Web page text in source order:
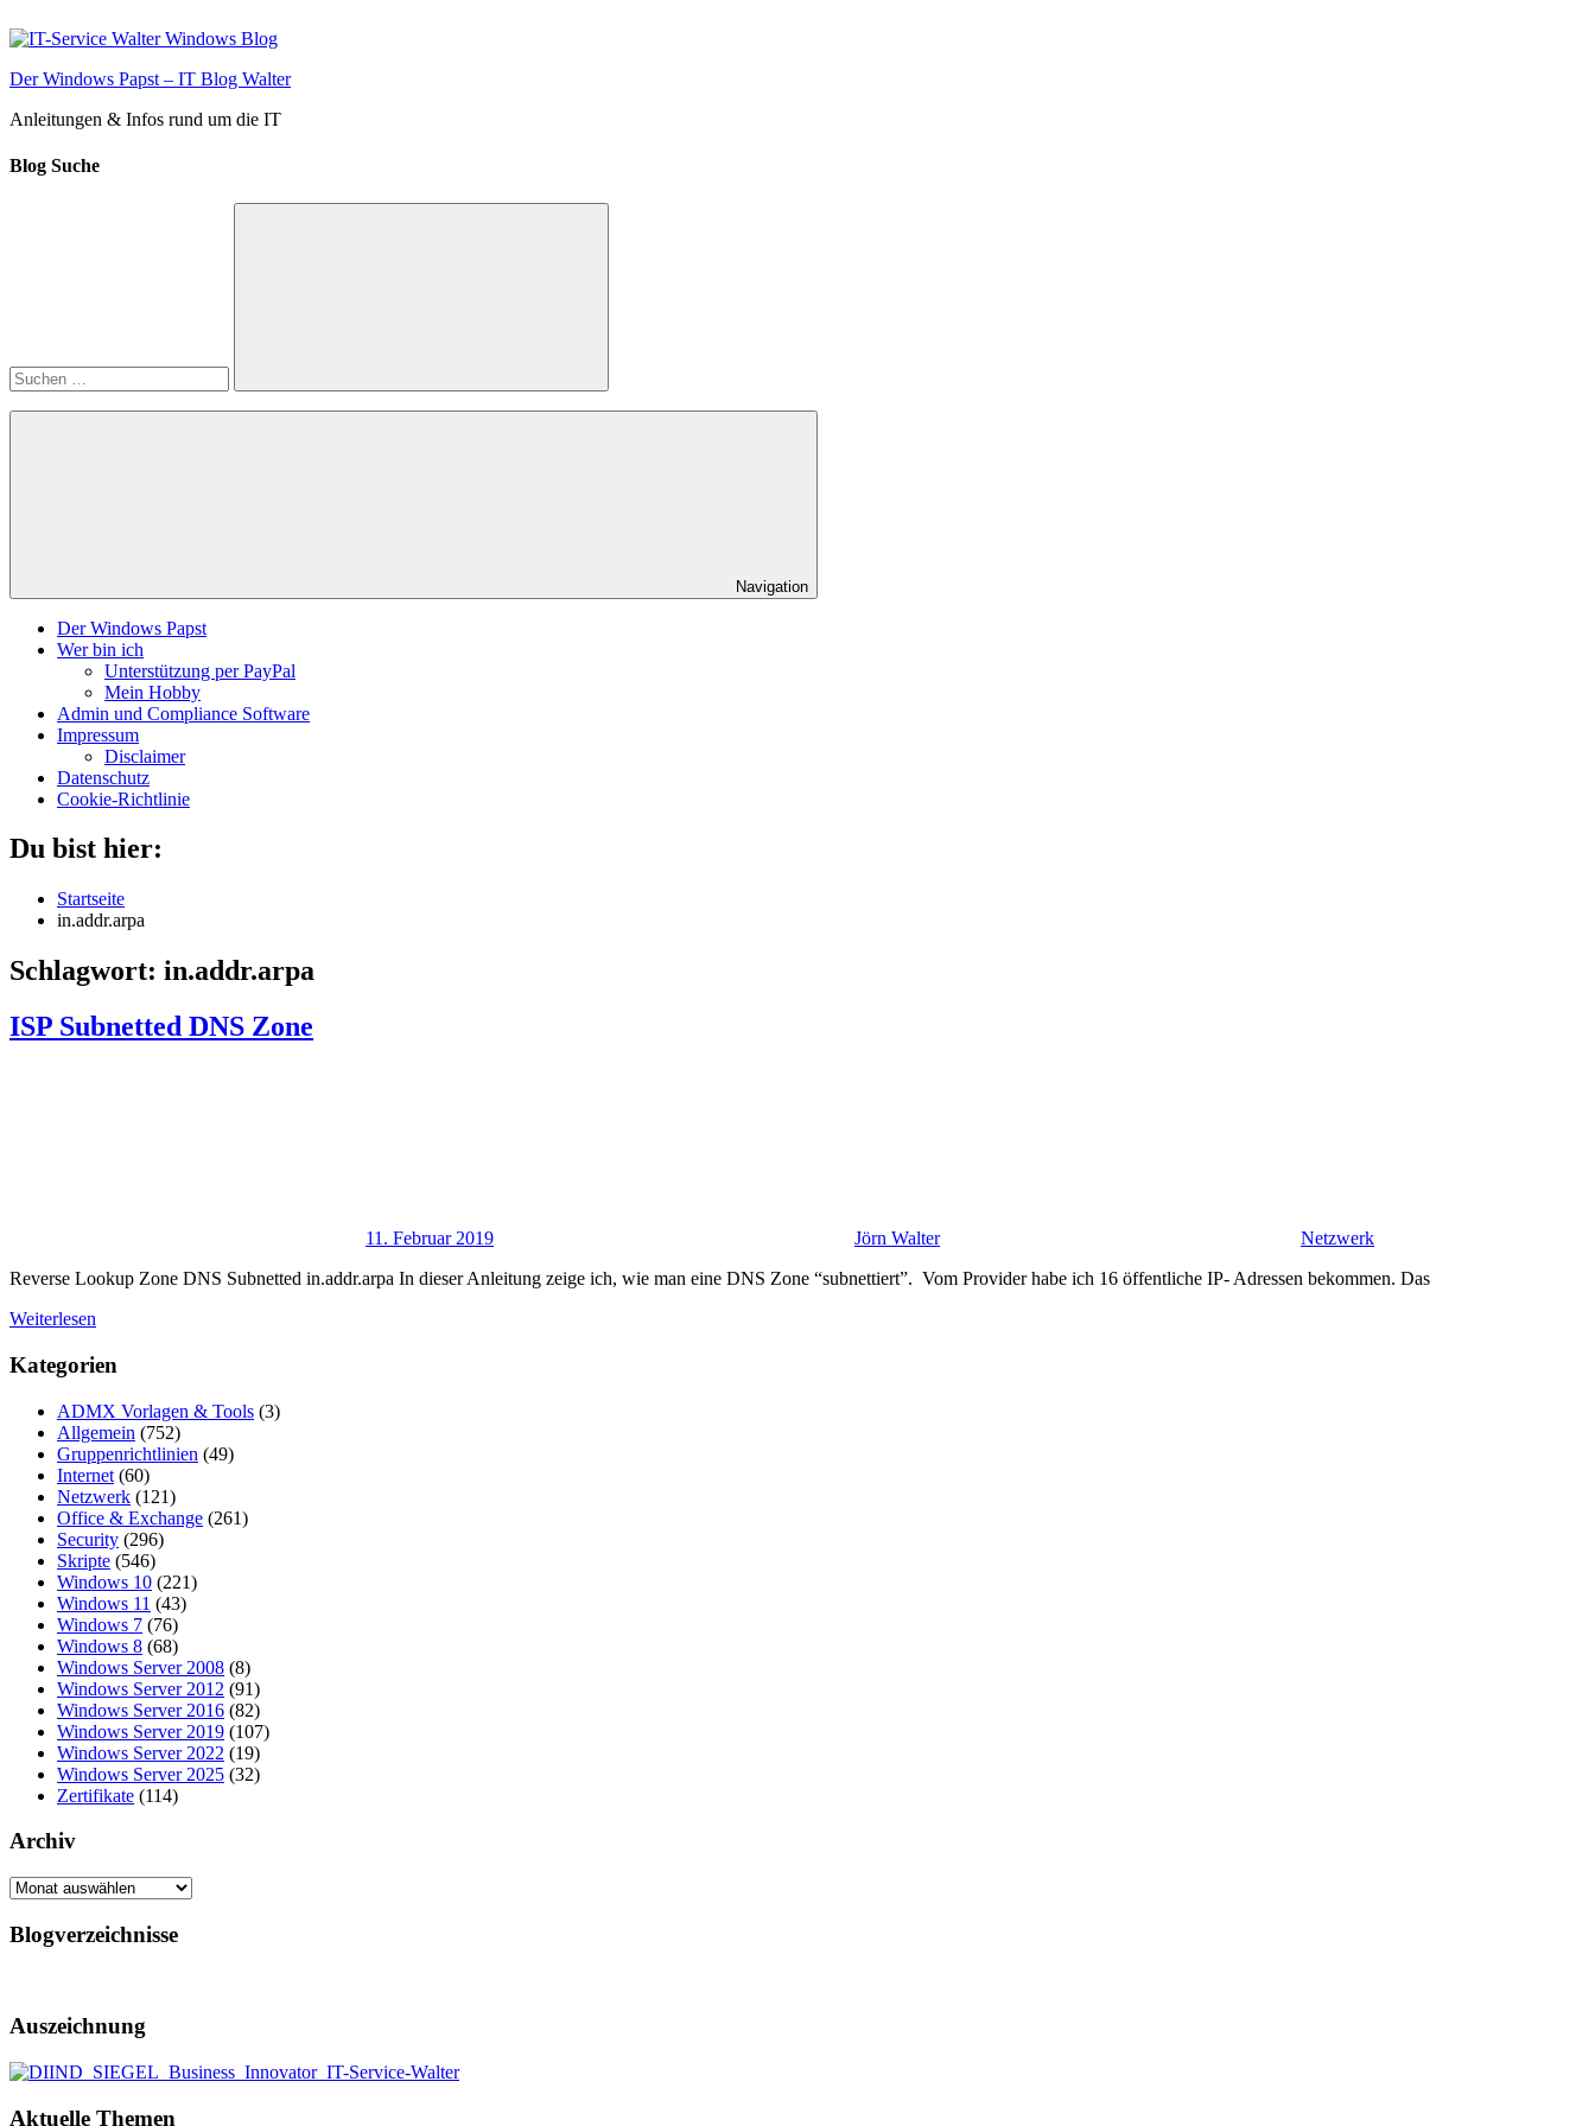
Inhalt
Der Windows Papst – IT Blog Walter
Anleitungen & Infos rund um die IT
Blog Suche
Suchen
Navigation
Der Windows Papst
Wer bin ich
Unterstützung per PayPal
Mein Hobby
Admin und Compliance Software
Impressum
Disclaimer
Datenschutz
Cookie-Richtlinie
Du bist hier:
Startseite
in.addr.arpa
Schlagwort: in.addr.arpa
ISP Subnetted DNS Zone
11. Februar 2019 Jörn Walter
Netzwerk
Reverse Lookup Zone DNS Subnetted in.addr.arpa In dieser Anleitung zeige ich, wie man eine DNS Zone “subnettiert”. Vom Provider habe ich 16 öffentliche IP- Adressen bekommen. Das
Weiterlesen
Kategorien
ADMX Vorlagen & Tools (3)
Allgemein (752)
Gruppenrichtlinien (49)
Internet (60)
Netzwerk (121)
Office & Exchange (261)
Security (296)
Skripte (546)
Windows 10 (221)
Windows 11 (43)
Windows 7 (76)
Windows 8 (68)
Windows Server 2008 (8)
Windows Server 2012 (91)
Windows Server 2016 (82)
Windows Server 2019 (107)
Windows Server 2022 (19)
Windows Server 2025 (32)
Zertifikate (114)
Archiv
Archiv
Blogverzeichnisse
Auszeichnung
Aktuelle Themen